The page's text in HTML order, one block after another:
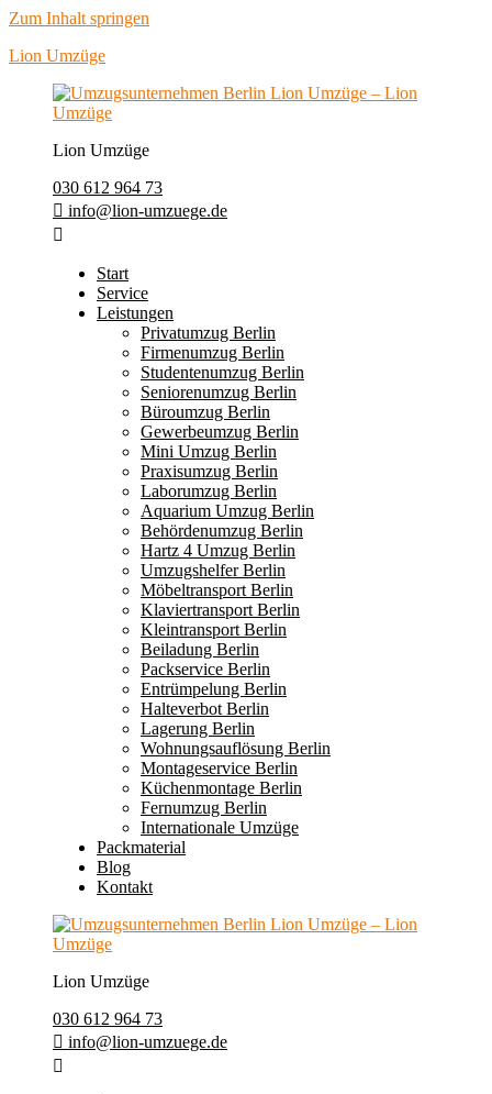
Zum Inhalt springen
Lion Umzüge
Lion Umzüge
030 612 964 73
info@lion-umzuege.de
Start
Service
Leistungen
Privatumzug Berlin
Firmenumzug Berlin
Studentenumzug Berlin
Seniorenumzug Berlin
Büroumzug Berlin
Gewerbeumzug Berlin
Mini Umzug Berlin
Praxisumzug Berlin
Laborumzug Berlin
Aquarium Umzug Berlin
Behördenumzug Berlin
Hartz 4 Umzug Berlin
Umzugshelfer Berlin
Möbeltransport Berlin
Klaviertransport Berlin
Kleintransport Berlin
Beiladung Berlin
Packservice Berlin
Entrümpelung Berlin
Halteverbot Berlin
Lagerung Berlin
Wohnungsauflösung Berlin
Montageservice Berlin
Küchenmontage Berlin
Fernumzug Berlin
Internationale Umzüge
Packmaterial
Blog
Kontakt
Lion Umzüge
030 612 964 73
info@lion-umzuege.de